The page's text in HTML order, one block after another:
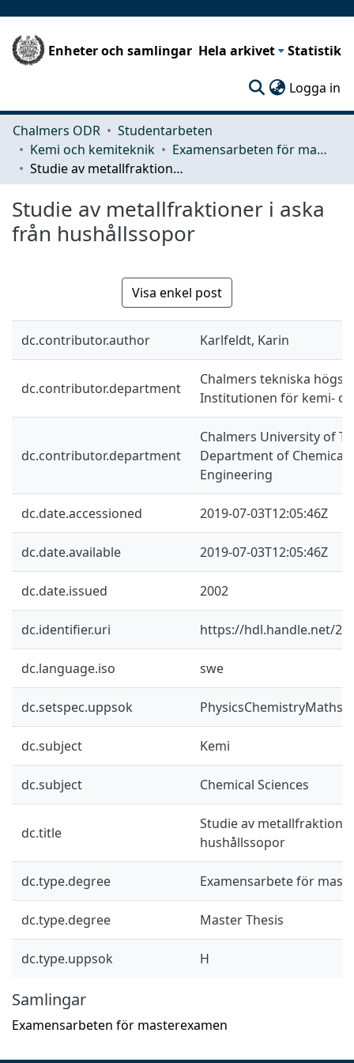
Enheter och samlingar Hela arkivet Statistik
Logga in
Chalmers ODR
Studentarbeten
Kemi och kemiteknik
Examensarbeten för masterexamen
Studie av metallfraktioner i aska från hushållssopor
Studie av metallfraktioner i aska
från hushållssopor
Visa enkel post
dc.contributor.author Karlfeldt, Karin
dc.contributor.department
Chalmers tekniska
Institutionen för kemi-
dc.contributor.department
Chalmers University of
Department of Chemical
Engineering
dc.date.accessioned 2019-07-03T12:05:46Z
dc.date.available 2019-07-03T12:05:46Z
dc.date.issued 2002
dc.identifier.uri https://hdl.handle.net/
dc.language.iso swe
dc.setspec.uppsok PhysicsChemistryMaths
dc.subject Kemi
dc.subject Chemical Sciences
dc.title
Studie av
hushållssopor
dc.type.degree Examensarbete för
dc.type.degree Master Thesis
dc.type.uppsok H
Samlingar
Examensarbeten för masterexamen